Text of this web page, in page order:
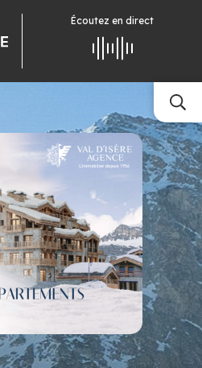
Écoutez en direct